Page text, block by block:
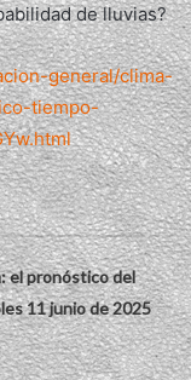
de lluvias?
general/clima-
tiempo-
el pronóstico del
11 junio de 2025